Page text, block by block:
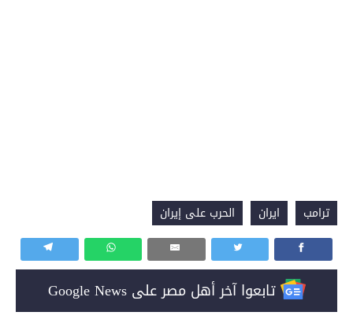
ترامب ايران الحرب على إيران
تابعوا آخر أهل مصر على Google News